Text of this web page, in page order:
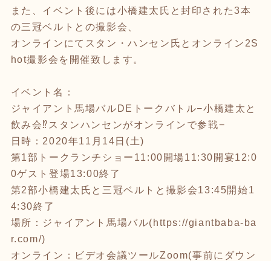
また、イベント後には小橋建太氏と封印された3本
の三冠ベルトとの撮影会、
オンラインにてスタン・ハンセン氏とオンライン2S
hot撮影会を開催致します。
イベント名：
ジャイアント馬場バルDEトークバトル−小橋建太と
飲み会⁉スタンハンセンがオンラインで参戦−
日時：2020年11月14日(土)
第1部トークランチショー11:00開場11:30開宴12:0
0ゲスト登場13:00終了
第2部小橋建太氏と三冠ベルトと撮影会13:45開始1
4:30終了
場所：ジャイアント馬場バル( https://giantbaba-ba
r.com/)
オンライン：ビデオ会議ツールZoom(事前にダウン